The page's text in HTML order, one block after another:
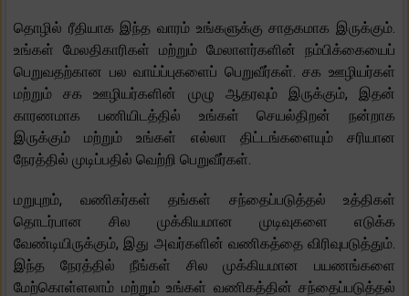
தொழில் ரீதியாக இந்த வாரம் உங்களுக்கு சாதகமாக இருக்கும்.
உங்கள் மேலதிகாரிகள் மற்றும் மேலாளர்களின் நம்பிக்கையைப்
பெறுவதற்கான பல வாய்ப்புகளைப் பெறுவீர்கள். சக ஊழியர்கள்
மற்றும் சக ஊழியர்களின் முழு ஆதரவும் இருக்கும், இதன்
காரணமாக பணியிடத்தில் உங்கள் செயல்திறன் நன்றாக
இருக்கும் மற்றும் உங்கள் எல்லா திட்டங்களையும் சரியான
நேரத்தில் முடிப்பதில் வெற்றி பெறுவீர்கள்.
மறுபுறம், வணிகர்கள் தங்கள் சந்தைப்படுத்தல் உத்திகள்
தொடர்பான சில முக்கியமான முடிவுகளை எடுக்க
வேண்டியிருக்கும், இது அவர்களின் வணிகத்தை விரிவுபடுத்தும்.
இந்த நேரத்தில் நீங்கள் சில முக்கியமான பயணங்களை
மேற்கொள்ளலாம் மற்றும் உங்கள் வணிகத்தின் சந்தைப்படுத்தல்